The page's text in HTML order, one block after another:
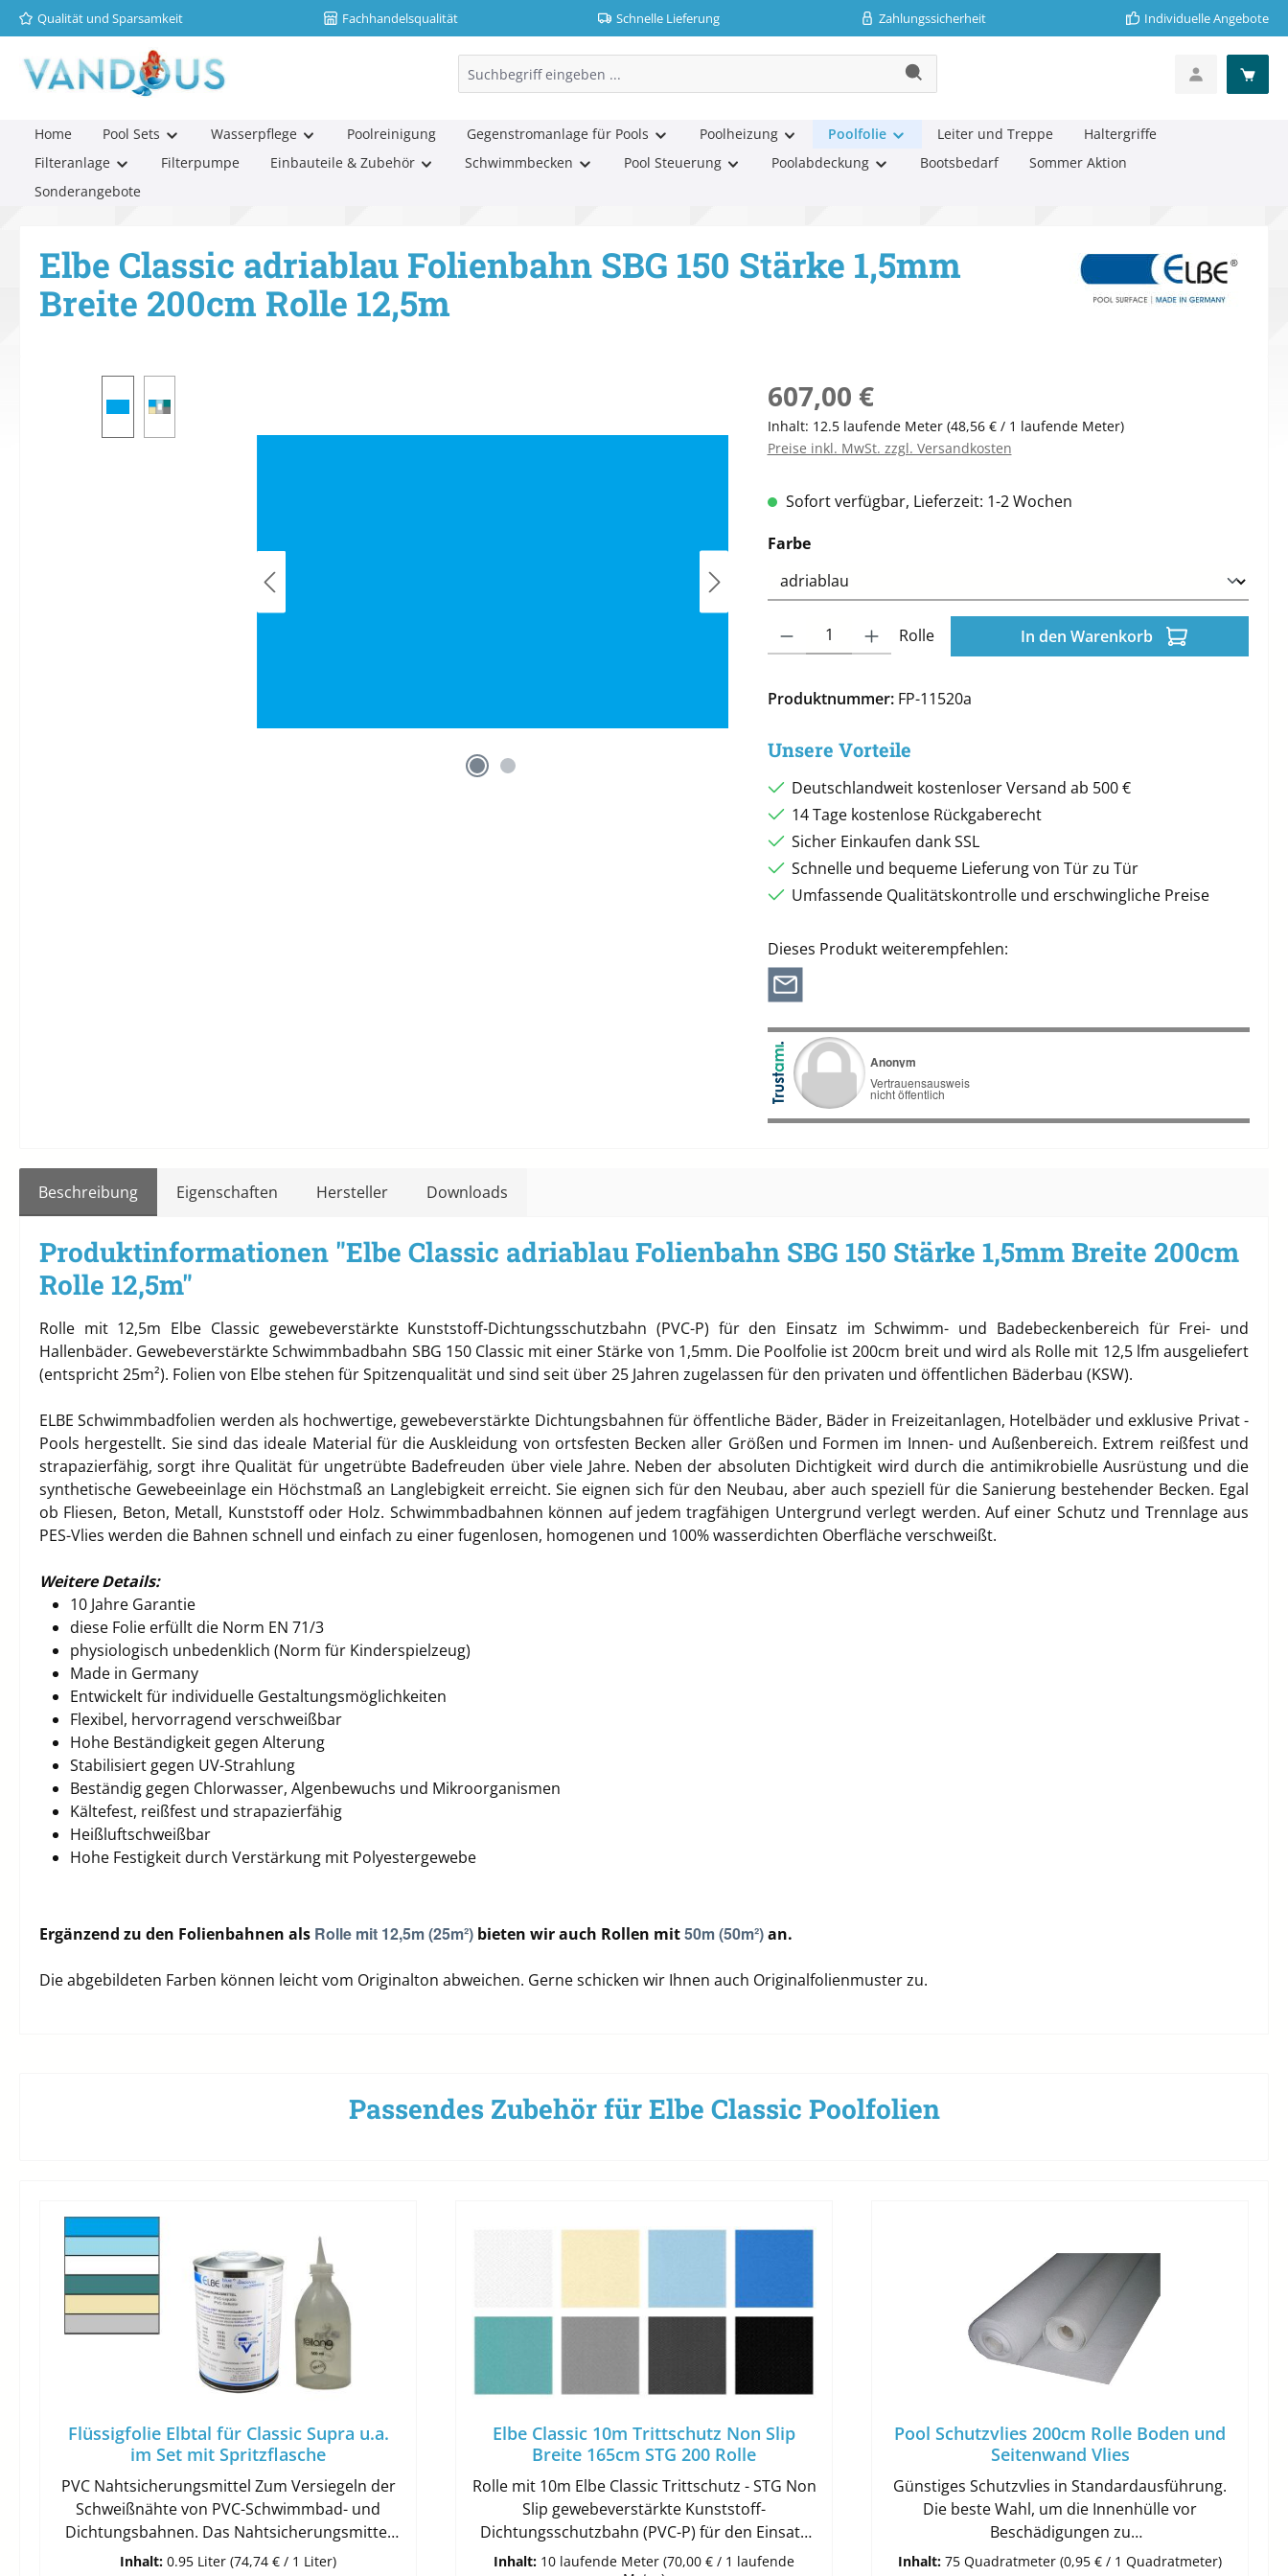
Hauptinhalt springen
Zur Suche springen
Zur Hauptnavigation springen
Qualität und Sparsamkeit Fachhandelsqualität Schnelle Lieferung Zahlungssicherheit Individuelle Angebote
Home Pool Sets Wasserpflege Poolreinigung Gegenstromanlage für Pools Poolheizung Poolfolie Leiter und Treppe
Haltergriffe
Filteranlage
Filterpumpe Einbauteile & Zubehör Schwimmbecken Pool Steuerung Poolabdeckung Bootsbedarf
Sommer Aktion
Sonderangebote
Elbe Classic adriablau Folienbahn SBG 150 Stärke 1,5mm
Breite 200cm Rolle 12,5m
Regulärer Preis:
607,00 €
Inhalt: 12.5 laufende Meter (48,56 € / 1 laufende Meter)
Preise inkl. MwSt. zzgl. Versandkosten
Sofort verfügbar, Lieferzeit: 1-2 Wochen
Farbeauswählen
Produkt Anzahl: Gib den gewünschten Wert ein oder benutze die
Rolle In den Warenkorb
Produktnummer: FP-11520a
Unsere Vorteile
Deutschlandweit kostenloser Versand ab 500 €
14 Tage kostenlose Rückgaberecht
Sicher Einkaufen dank SSL
Schnelle und bequeme Lieferung von Tür zu Tür
Umfassende Qualitätskontrolle und erschwingliche Preise
Dieses Produkt weiterempfehlen:
Beschreibung Eigenschaften Hersteller Downloads
Produktinformationen "Elbe Classic adriablau Folienbahn SBG 150 Stärke 1,5mm Breite 200cm
Rolle 12,5m"
Rolle mit 12,5m Elbe Classic gewebeverstärkte Kunststoff-Dichtungsschutzbahn (PVC-P) für den Einsatz im Schwimm- und Badebeckenbereich für Frei- und
Hallenbäder. Gewebeverstärkte Schwimmbadbahn SBG 150 Classic mit einer Stärke von 1,5mm. Die Poolfolie ist 200cm breit und wird als Rolle mit 12,5 lfm ausgeliefert
(entspricht 25m²). Folien von Elbe stehen für Spitzenqualität und sind seit über 25 Jahren zugelassen für den privaten und öffentlichen Bäderbau (KSW).
ELBE Schwimmbadfolien werden als hochwertige, gewebeverstärkte Dichtungsbahnen für öffentliche Bäder, Bäder in Freizeitanlagen, Hotelbäder und exklusive Privat -
Pools hergestellt. Sie sind das ideale Material für die Auskleidung von ortsfesten Becken aller Größen und Formen im Innen- und Außenbereich. Extrem reißfest und
strapazierfähig, sorgt ihre Qualität für ungetrübte Badefreuden über viele Jahre. Neben der absoluten Dichtigkeit wird durch die antimikrobielle Ausrüstung und die
synthetische Gewebeeinlage ein Höchstmaß an Langlebigkeit erreicht. Sie eignen sich für den Neubau, aber auch speziell für die Sanierung bestehender Becken. Egal
ob Fliesen, Beton, Metall, Kunststoff oder Holz. Schwimmbadbahnen können auf jedem tragfähigen Untergrund verlegt werden. Auf einer Schutz und Trennlage aus
PES-Vlies werden die Bahnen schnell und einfach zu einer fugenlosen, homogenen und 100% wasserdichten Oberfläche verschweißt.
Weitere Details:
10 Jahre Garantie
diese Folie erfüllt die Norm EN 71/3
physiologisch unbedenklich (Norm für Kinderspielzeug)
Made in Germany
Entwickelt für individuelle Gestaltungsmöglichkeiten
Flexibel, hervorragend verschweißbar
Hohe Beständigkeit gegen Alterung
Stabilisiert gegen UV-Strahlung
Beständig gegen Chlorwasser, Algenbewuchs und Mikroorganismen
Kältefest, reißfest und strapazierfähig
Heißluftschweißbar
Hohe Festigkeit durch Verstärkung mit Polyestergewebe
Ergänzend zu den Folienbahnen als Rolle mit 12,5m (25m²) bieten wir auch Rollen mit50m (50m²)an.
Die abgebildeten Farben können leicht vom Originalton abweichen. Gerne schicken wir Ihnen auch Originalfolienmuster zu.
Passendes Zubehör für Elbe Classic Poolfolien
Flüssigfolie Elbtal für Classic Supra u.a.
im Set mit Spritzflasche
PVC Nahtsicherungsmittel Zum Versiegeln der
Schweißnähte von PVC-Schwimmbad- und
Dichtungsbahnen. Das Nahtsicherungsmittel
dient zur Versiegelung der Schweißnähte von
Inhalt: 0.95 Liter (74,74 € / 1 Liter)
Elbe Classic 10m Trittschutz Non Slip
Breite 165cm STG 200 Rolle
Rolle mit 10m Elbe Classic Trittschutz - STG Non
Slip gewebeverstärkte Kunststoff-
Dichtungsschutzbahn (PVC-P) für den Einsatz
im Schwimm- und Badebeckenbereich für Frei-
Inhalt: 10 laufende Meter (70,00 € / 1 laufende
Pool Schutzvlies 200cm Rolle Boden und
Seitenwand Vlies
Günstiges Schutzvlies in Standardausführung.
Die beste Wahl, um die Innenhülle vor
Beschädigungen zu
schützen.Verrottungsfestes Polyester- und
Inhalt: 75 Quadratmeter (0,95 € / 1 Quadratmeter)